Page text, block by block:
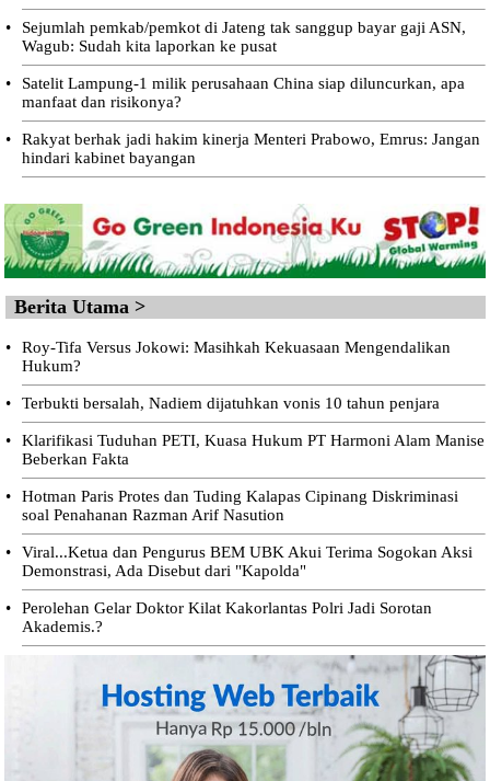
•
Sejumlah pemkab/pemkot di Jateng tak sanggup bayar gaji ASN,
Wagub: Sudah kita laporkan ke pusat
•
Satelit Lampung-1 milik perusahaan China siap diluncurkan, apa
manfaat dan risikonya?
•
Rakyat berhak jadi hakim kinerja Menteri Prabowo, Emrus: Jangan
hindari kabinet bayangan
Berita Utama >
•
Roy-Tifa Versus Jokowi: Masihkah Kekuasaan Mengendalikan
Hukum?
• Terbukti bersalah, Nadiem dijatuhkan vonis 10 tahun penjara
•
Klarifikasi Tuduhan PETI, Kuasa Hukum PT Harmoni Alam Manise
Beberkan Fakta
•
Hotman Paris Protes dan Tuding Kalapas Cipinang Diskriminasi
soal Penahanan Razman Arif Nasution
•
Viral...Ketua dan Pengurus BEM UBK Akui Terima Sogokan Aksi
Demonstrasi, Ada Disebut dari "Kapolda"
•
Perolehan Gelar Doktor Kilat Kakorlantas Polri Jadi Sorotan
Akademis.?